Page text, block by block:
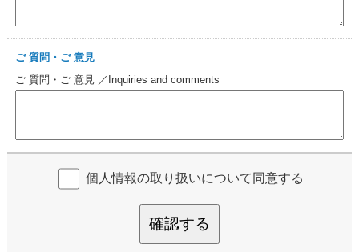
ご 質問・ご 意見
ご 質問・ご 意見 ／Inquiries and comments
個人情報の取り扱いについて同意する
確認する